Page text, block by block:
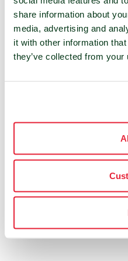
share information about
media, advertising and
it with other information
they’ve collected from
STRAATSBURG
VALBONNE